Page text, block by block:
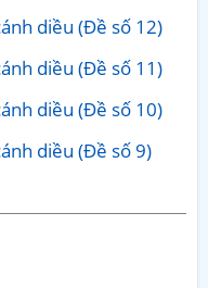
diều (Đề số 12)
diều (Đề số 11)
diều (Đề số 10)
diều (Đề số 9)